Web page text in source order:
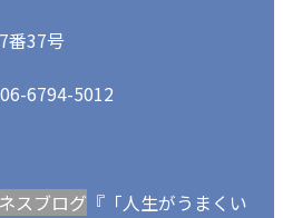
番37号
6794-5012
スブログ 『「人生がうまくい